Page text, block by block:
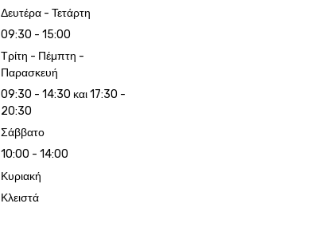
Δευτέρα - Τετάρτη
09:30 - 15:00
Τρίτη - Πέμπτη -
Παρασκευή
09:30 - 14:30 και 17:30 -
20:30
Σάββατο
10:00 - 14:00
Κυριακή
Κλειστά